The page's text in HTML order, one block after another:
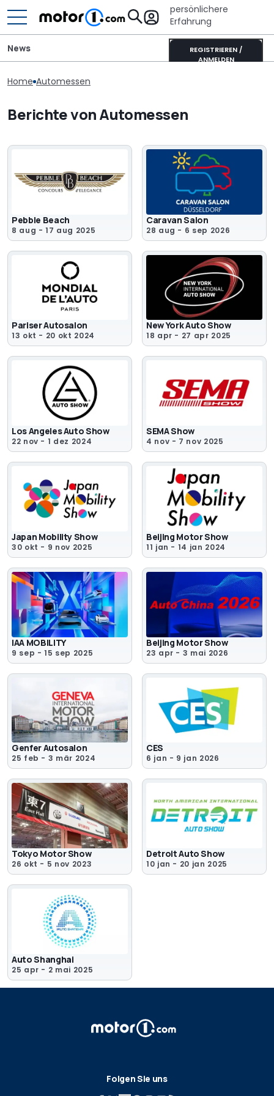
persönlichere
Erfahrung
REGISTRIEREN /
ANMELDEN
News
Home Automessen
Berichte von Automessen
Pebble Beach
8 aug - 17 aug 2025
Caravan Salon
28 aug - 6 sep 2026
Pariser Autosalon
13 okt - 20 okt 2024
New York Auto Show
18 apr - 27 apr 2025
Los Angeles Auto Show
22 nov - 1 dez 2024
SEMA Show
4 nov - 7 nov 2025
Japan Mobility Show
30 okt - 9 nov 2025
Beijing Motor Show
11 jan - 14 jan 2024
IAA MOBILITY
9 sep - 15 sep 2025
Beijing Motor Show
23 apr - 3 mai 2026
Genfer Autosalon
25 feb - 3 mär 2024
CES
6 jan - 9 jan 2026
Tokyo Motor Show
26 okt - 5 nov 2023
Detroit Auto Show
10 jan - 20 jan 2025
Auto Shanghai
25 apr - 2 mai 2025
Folgen Sie uns